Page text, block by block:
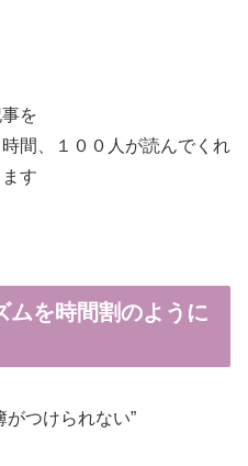
を
間、１００人が読んでくれ
す
ムを時間割のように
がつけられない”